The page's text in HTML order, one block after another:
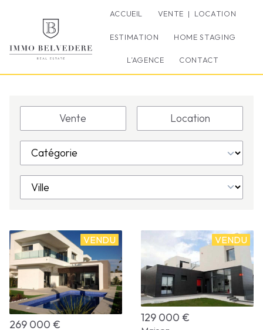
ACCUEIL VENTE | LOCATION
ESTIMATION HOME STAGING
L’AGENCE CONTACT
Vente Location
VENDU
269 000 €
VENDU
129 000 €